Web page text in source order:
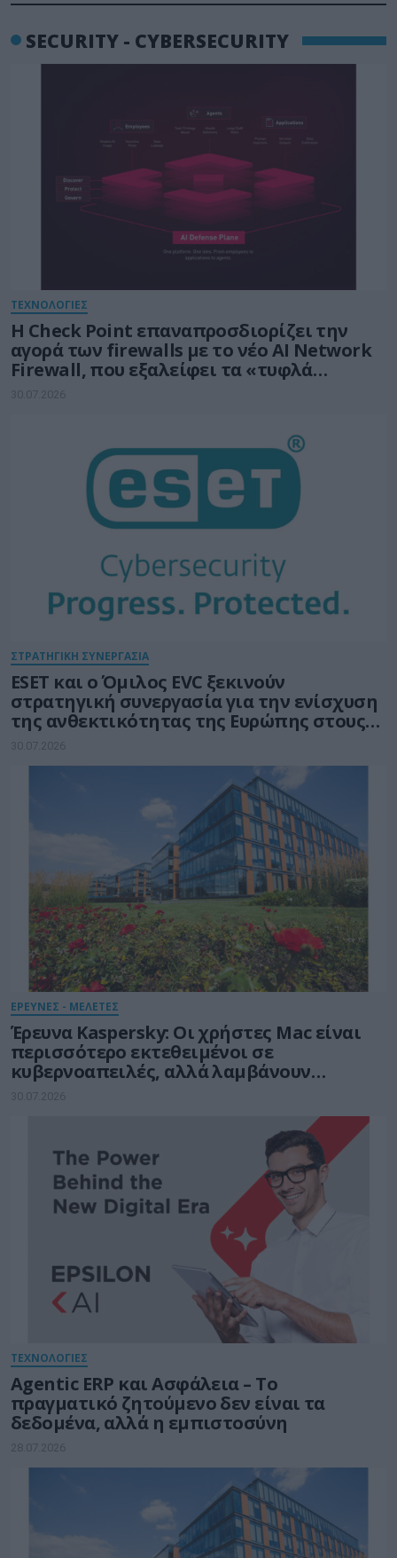
SECURITY - CYBERSECURITY
ΤΕΧΝΟΛΟΓΙΕΣ
Η Check Point επαναπροσδιορίζει την
αγορά των firewalls με το νέο AI Network
Firewall, που εξαλείφει τα «τυφλά
σημεία» της Τεχνητής Νοημοσύνης σε
30.07.2026
ΣΤΡΑΤΗΓΙΚΗ ΣΥΝΕΡΓΑΣΙΑ
ESET και ο Όμιλος EVC ξεκινούν
στρατηγική συνεργασία για την ενίσχυση
της ανθεκτικότητας της Ευρώπης στους
τομείς κυβερνοασφάλειας και ενέργειας
30.07.2026
ΕΡΕΥΝΕΣ - ΜΕΛΕΤΕΣ
Έρευνα Kaspersky: Οι χρήστες Mac είναι
περισσότερο εκτεθειμένοι σε
κυβερνοαπειλές, αλλά λαμβάνουν
λιγότερα μέτρα προστασίας
30.07.2026
ΤΕΧΝΟΛΟΓΙΕΣ
Agentic ERP και Ασφάλεια – Το
πραγματικό ζητούμενο δεν είναι τα
δεδομένα, αλλά η εμπιστοσύνη
28.07.2026